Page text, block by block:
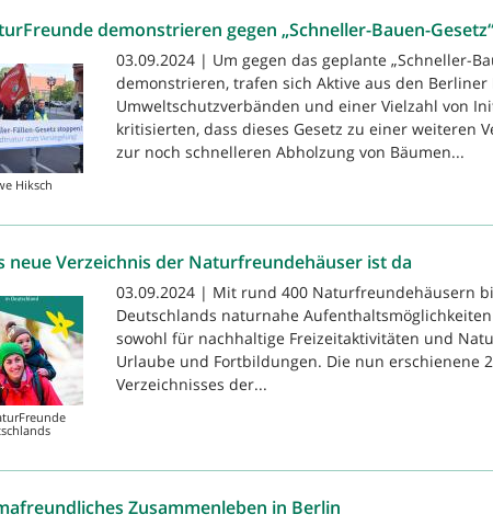
demonstrieren gegen „Schneller-Bauen-
Hiksch
03.09.2024 | Um gegen das geplante „Schneller-
demonstrieren, trafen sich Aktive aus den
Umweltschutzverbänden und einer Vielzahl von
kritisierten, dass dieses Gesetz zu einer weiteren
zur noch schnelleren Abholzung von Bäumen...
neue Verzeichnis der Naturfreundehäuser ist da
03.09.2024 | Mit rund 400 Naturfreundehäusern
Deutschlands naturnahe
sowohl für nachhaltige Freizeitaktivitäten und
Urlaube und Fortbildungen. Die nun erschienene
Verzeichnisses der...
Zusammenleben in Berlin